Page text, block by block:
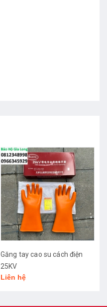
Găng tay cao su cách điện
25KV
Liên hệ